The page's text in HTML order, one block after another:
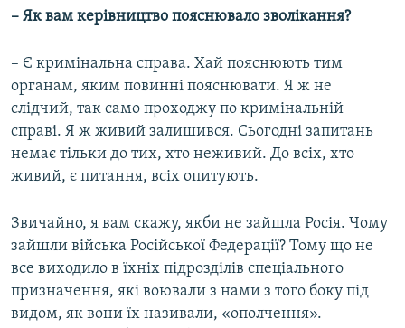
– Як вам керівництво пояснювало зволікання?
– Є кримінальна справа. Хай пояснюють тим
органам, яким повинні пояснювати. Я ж не
слідчий, так само проходжу по кримінальній
справі. Я ж живий залишився. Сьогодні запитань
немає тільки до тих, хто неживий. До всіх, хто
живий, є питання, всіх опитують.
Звичайно, я вам скажу, якби не зайшла Росія. Чому
зайшли війська Російської Федерації? Тому що не
все виходило в їхніх підрозділів спеціального
призначення, які воювали з нами з того боку під
видом, як вони їх називали, «ополчення».